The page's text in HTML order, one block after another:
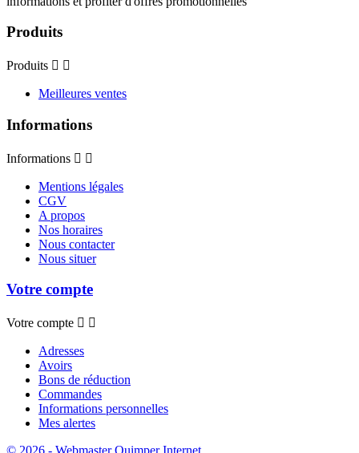
Produits
Produits  
Meilleures ventes
Informations
Informations  
Mentions légales
CGV
A propos
Nos horaires
Nous contacter
Nous situer
Votre compte
Votre compte  
Adresses
Avoirs
Bons de réduction
Commandes
Informations personnelles
Mes alertes
© 2026 - Webmaster Quimper Internet